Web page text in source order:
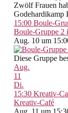
Zwölf Frauen
Godehardikamp
15:00 Boule-
Boule-Gruppe 2
Aug. 10 um
Diese Gruppe
Aug.
11
Di.
15:30 Kreativ-
Kreativ-Café
Aug. 11 um